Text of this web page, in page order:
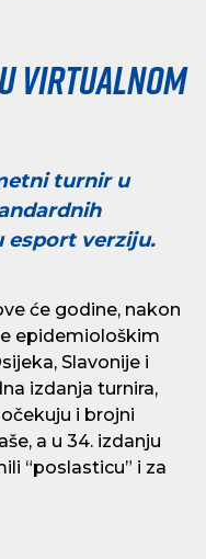
virtualnom
turnir u
esport verziju.
će godine, nakon
epidemiološkim
Slavonije i
izdanja turnira,
i brojni
a u 34. izdanju
“poslasticu” i za